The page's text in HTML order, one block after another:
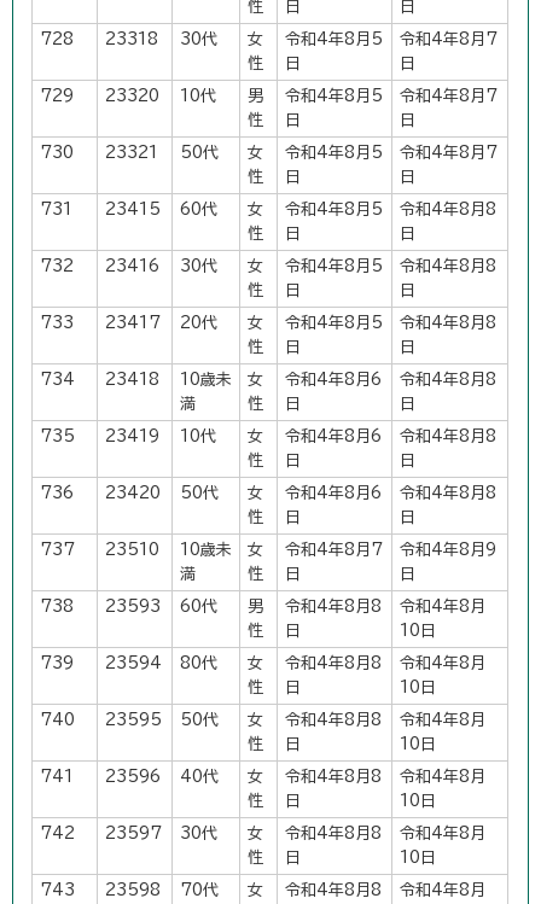
性
日
日
728 23318 30代
女
性
令和4年8月5
日
令和4年8月7
日
729 23320 10代
男
性
令和4年8月5
日
令和4年8月7
日
730 23321 50代
女
性
令和4年8月5
日
令和4年8月7
日
731 23415 60代
女
性
令和4年8月5
日
令和4年8月8
日
732 23416 30代
女
性
令和4年8月5
日
令和4年8月8
日
733 23417 20代
女
性
令和4年8月5
日
令和4年8月8
日
734 23418
10歳未
満
女
性
令和4年8月6
日
令和4年8月8
日
735 23419 10代
女
性
令和4年8月6
日
令和4年8月8
日
736 23420 50代
女
性
令和4年8月6
日
令和4年8月8
日
737 23510
10歳未
満
女
性
令和4年8月7
日
令和4年8月9
日
738 23593 60代
男
性
令和4年8月8
日
令和4年8月
10日
739 23594 80代
女
性
令和4年8月8
日
令和4年8月
10日
740 23595 50代
女
性
令和4年8月8
日
令和4年8月
10日
741 23596 40代
女
性
令和4年8月8
日
令和4年8月
10日
742 23597 30代
女
性
令和4年8月8
日
令和4年8月
10日
743 23598 70代
女
令和4年8月8
令和4年8月